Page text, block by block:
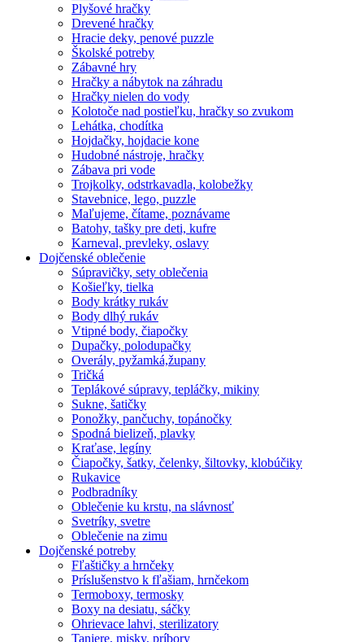
Plyšové hračky
Drevené hračky
Hracie deky, penové puzzle
Školské potreby
Zábavné hry
Hračky a nábytok na záhradu
Hračky nielen do vody
Kolotoče nad postieľku, hračky so zvukom
Lehátka, chodítka
Hojdačky, hojdacie kone
Hudobné nástroje, hračky
Zábava pri vode
Trojkolky, odstrkavadla, kolobežky
Stavebnice, lego, puzzle
Maľujeme, čítame, poznávame
Batohy, tašky pre deti, kufre
Karneval, prevleky, oslavy
Dojčenské oblečenie
Súpravičky, sety oblečenia
Košieľky, tielka
Body krátky rukáv
Body dlhý rukáv
Vtipné body, čiapočky
Dupačky, polodupačky
Overály, pyžamká,župany
Tričká
Teplákové súpravy, tepláčky, mikiny
Sukne, šatičky
Ponožky, pančuchy, topánočky
Spodná bielizeň, plavky
Kraťase, legíny
Čiapočky, šatky, čelenky, šiltovky, klobúčiky
Rukavice
Podbradníky
Oblečenie ku krstu, na slávnosť
Svetríky, svetre
Oblečenie na zimu
Dojčenské potreby
Fľaštičky a hrnčeky
Príslušenstvo k fľašiam, hrnčekom
Termoboxy, termosky
Boxy na desiatu, sáčky
Ohrievace lahvi, sterilizatory
Taniere, misky, príbory